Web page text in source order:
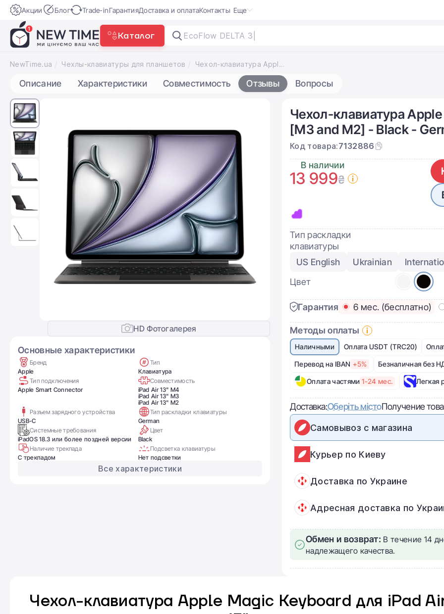
Акции Блог Trade-inГарантияДоставка и оплатаКонтакты Еще
Каталог |
NewTime.ua Чехлы-клавиатуры для планшетов Чехол-клавиатура Apple Magic Keyboard for iPad Air 13" [M2-M4] - Black - German (MGYY4D/A)
Описание Характеристики Совместимость Отзывы Вопросы
Чехол-клавиатура
[M3 and M2] - Black -
Код товара:7132886
В наличии
13 999₴
Тип раскладки
клавиатуры
US English
Ukrainian
Цвет
Гарантия 6 мес. (бесплатно)
Методы оплаты
Наличными Оплата USDT (TRC20)
Перевод на IBAN +5% Безналичная без
Оплата частями 1-24 мес. Легкая
Доставка:Оберіть містоПолучение
Самовывоз с магазина
Курьер по Киеву
Доставка по Украине
Адресная доставка по
Обмен и возврат: В течение 14
надлежащего качества.
HD Фотогалерея
Основные характеристики
Бренд
Apple
Тип
Клавиатура
Тип подключения
Apple Smart Connector
Совместимость
iPad Air 13" M4
iPad Air 13" M3
iPad Air 13" M2
Разъем зарядного устройства
USB-C
Тип раскладки клавиатуры
German
Системные требования
iPadOS 18.3 или более поздней версии
Цвет
Black
Наличие трекпада
С трекпадом
Подсветка клавиатуры
Нет подсветки
Все характеристики
Чехол-клавиатура Apple Magic Keyboard для iPad